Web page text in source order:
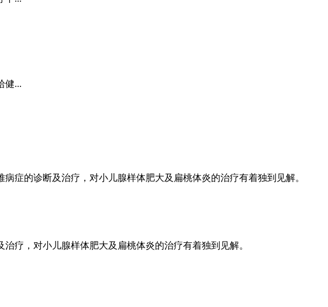
健...
症的诊断及治疗，对小儿腺样体肥大及扁桃体炎的治疗有着独到见解。
疗，对小儿腺样体肥大及扁桃体炎的治疗有着独到见解。